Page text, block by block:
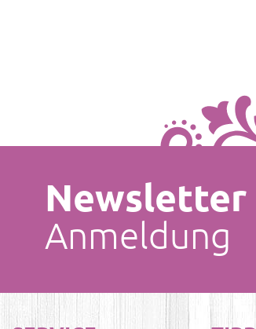
Newsletter
Anmeldung